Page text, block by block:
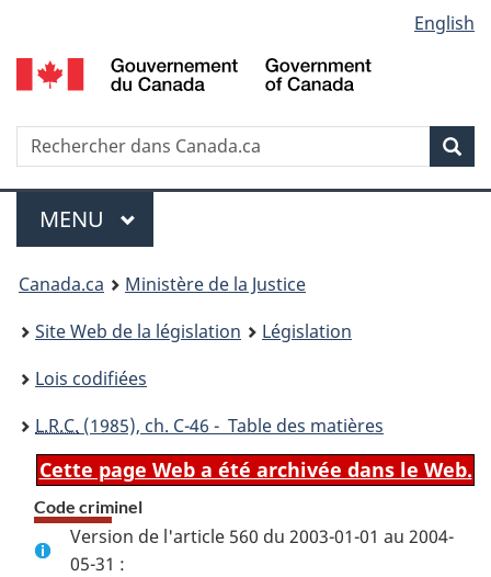
au
contenu
propos
de
la
HTML
simplifiée
selection
English
Recherche
Menu
MENU PRINCIPAL
You
are
here:
Canada.ca
Ministère de la Justice
Site Web de la législation
Législation
Lois codifiées
L.R.C. (1985), ch. C-46 - Table des matières
Cette page Web a été archivée dans le Web.
Code criminel
Version de l'article 560 du 2003-01-01 au 2004-
05-31 :